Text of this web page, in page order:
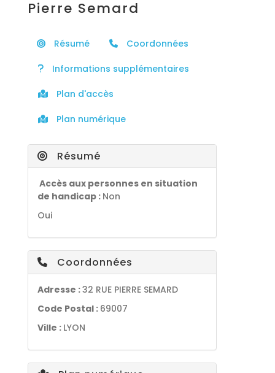
Pierre Semard
Résumé Coordonnées
Informations supplémentaires
Plan d'accès
Plan numérique
Résumé
Accès aux personnes en situation
de handicap : Non
Oui
Coordonnées
Adresse :32 RUE PIERRE SEMARD
Code Postal : 69007
Ville : LYON